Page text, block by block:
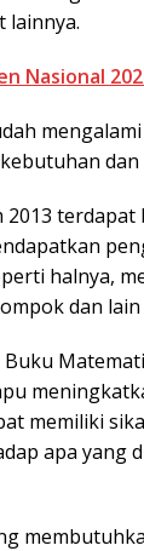
lainnya.
Nasional
halnya,
dan lain
memiliki
apa yang